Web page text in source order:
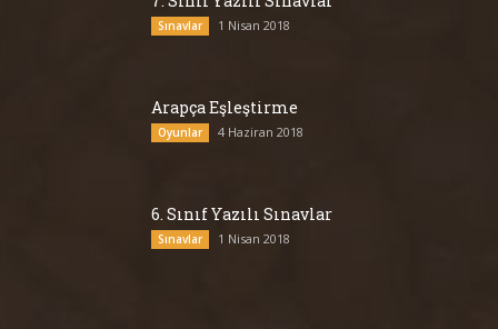
Sınavlar 1 Nisan 2018
Arapça Eşleştirme
Oyunlar 4 Haziran 2018
6. Sınıf Yazılı Sınavlar
Sınavlar 1 Nisan 2018